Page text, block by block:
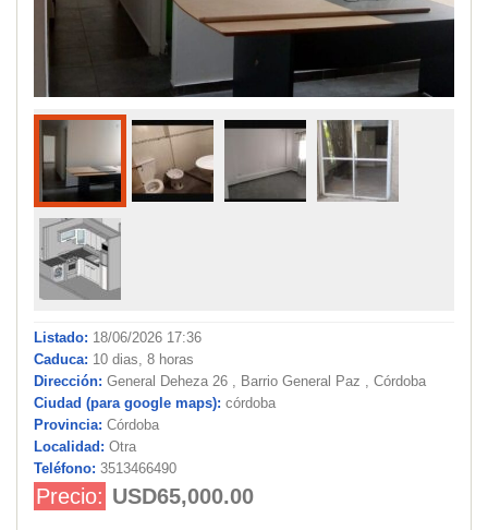
Listado: 18/06/2026 17:36
Caduca: 10 dias, 8 horas
Dirección: General Deheza 26 , Barrio General Paz , Córdoba
Ciudad (para google maps): córdoba
Provincia: Córdoba
Localidad: Otra
Teléfono: 3513466490
Precio: USD65,000.00